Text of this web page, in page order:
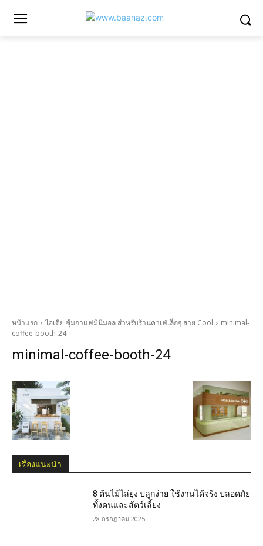
หน้าแรก ไอเดีย ซุ้มกาแฟมินิมอล สำหรับร้านคาเฟ่เล็กๆ สาย Cool
minimal-
coffee-booth-24
minimal-coffee-booth-24
เรื่องแนะนำ
8 ต้นไม้ไล่ยุง ปลูกง่าย ใช้งานได้จริง ปลอดภัย
ทั้งคนและสัตว์เลี้ยง
28 กรกฎาคม 2025